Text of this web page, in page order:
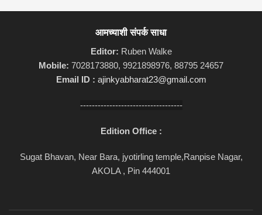
आमच्याशी संपर्क साधा
Editor: Ruben Walke
Mobile: 7028173880, 9921898976, 88795 24657
Email ID : ajinkyabharat23@gmail.com
-----------------------------------
Edition Office :
Sugat Bhavan, Near Bara, jyotirling temple,Ranpise Nagar,
AKOLA , Pin 444001